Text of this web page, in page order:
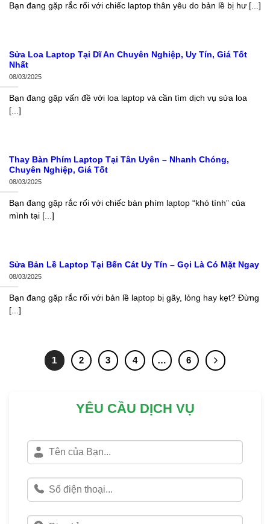
Bạn đang gặp rắc rối với chiếc laptop thân yêu do bản lề bị hư [...]
Sửa Loa Laptop Tại Dĩ An Chuyên Nghiệp, Uy Tín, Giá Tốt
Nhất
08/03/2025
Bạn đang gặp vấn đề với loa laptop và cần tìm dịch vụ sửa loa
[...]
Thay Bàn Phím Laptop Tại Tân Uyên – Nhanh Chóng,
Chuyên Nghiệp, Giá Tốt
08/03/2025
Bạn đang gặp rắc rối với chiếc bàn phím laptop “khó tính” của
mình tại [...]
Sửa Bản Lề Laptop Tại Bến Cát Uy Tín – Gọi Là Có Mặt Ngay
08/03/2025
Bạn đang gặp rắc rối với bản lề laptop bị gãy, lỏng hay kẹt? Đừng
[...]
1 2 3 4 … 6
YÊU CẦU DỊCH VỤ